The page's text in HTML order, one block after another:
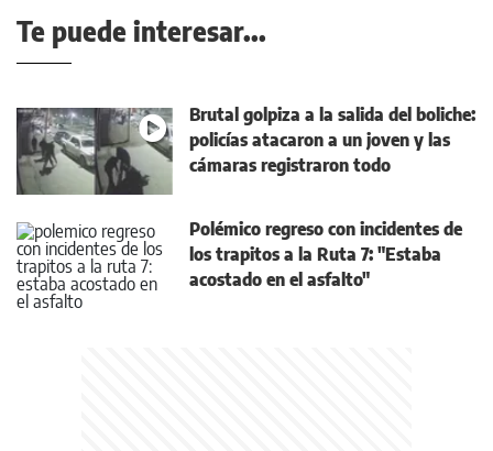
Te puede interesar...
Brutal golpiza a la salida del boliche:
policías atacaron a un joven y las
cámaras registraron todo
Polémico regreso con incidentes de
los trapitos a la Ruta 7: "Estaba
acostado en el asfalto"